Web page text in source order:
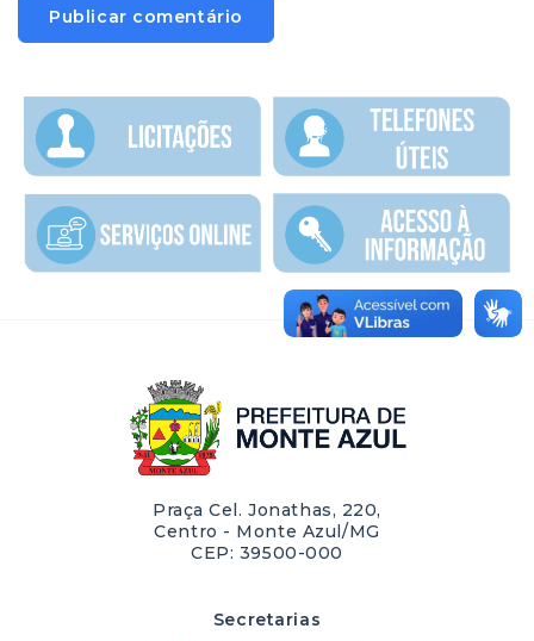
Praça Cel. Jonathas, 220,
Centro - Monte Azul/MG
CEP: 39500-000
Secretarias